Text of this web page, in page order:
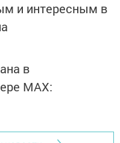
и интересным в
в
MАХ: